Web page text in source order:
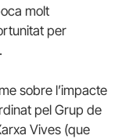
molt
per
sobre l’impacte
pel Grup de
Vives (que